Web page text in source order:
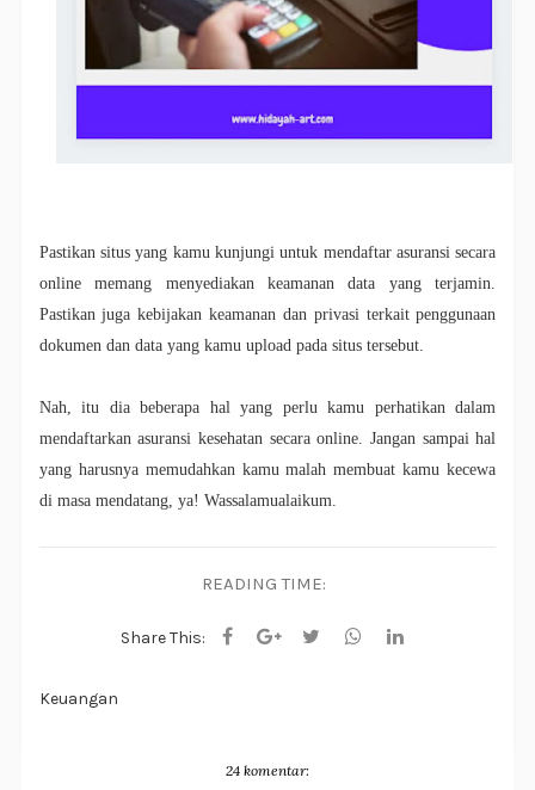
Pastikan situs yang kamu kunjungi untuk mendaftar asuransi secara
online memang menyediakan keamanan data yang terjamin.
Pastikan juga kebijakan keamanan dan privasi terkait penggunaan
dokumen dan data yang kamu upload pada situs tersebut.
Nah, itu dia beberapa hal yang perlu kamu perhatikan dalam
mendaftarkan asuransi kesehatan secara online. Jangan sampai hal
yang harusnya memudahkan kamu malah membuat kamu kecewa
di masa mendatang, ya! Wassalamualaikum.
READING TIME:
Share This:
Keuangan
24 komentar: